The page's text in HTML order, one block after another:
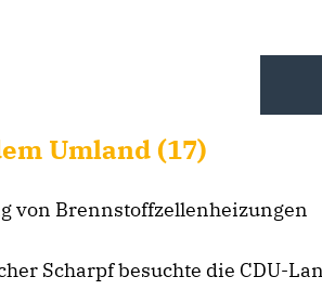
Umland (17)
von Brennstoffzellenheizungen
Scharpf besuchte die CDU-